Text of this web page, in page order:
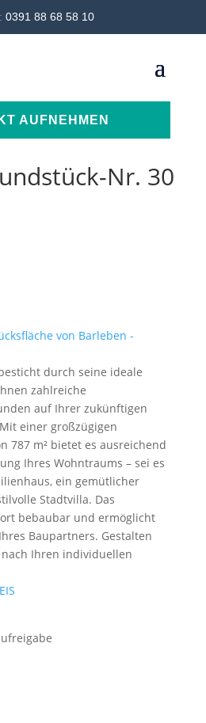
0391 88 68 58 10
AUFNEHMEN
Nr. 30
durch seine ideale
zahlreiche
auf Ihrer zukünftigen
einer großzügigen
787 m² bietet es ausreichend
Ihres Wohntraums – sei es
ein gemütlicher
Stadtvilla. Das
bebaubar und ermöglicht
Baupartners. Gestalten
Ihren individuellen